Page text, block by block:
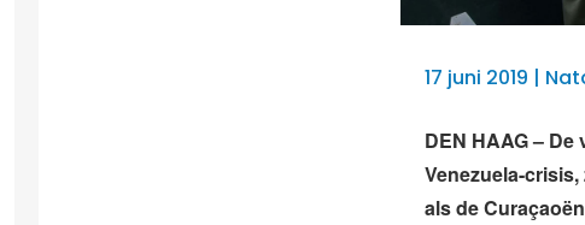
17 juni 2019 |
DEN HAAG –
Venezuela-
als de